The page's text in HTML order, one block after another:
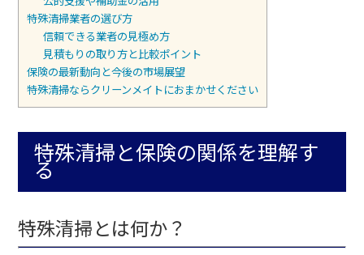
特殊清掃業者の選び方
信頼できる業者の見極め方
見積もりの取り方と比較ポイント
保険の最新動向と今後の市場展望
特殊清掃ならクリーンメイトにおまかせください
特殊清掃と保険の関係を理解す
る
特殊清掃とは何か？